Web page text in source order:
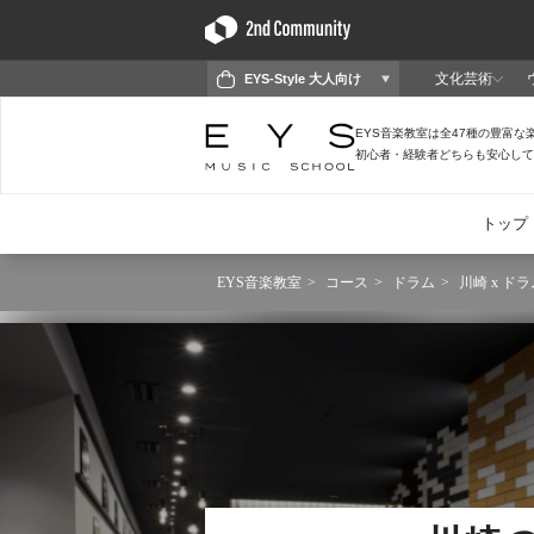
EYS音楽教室 コース ドラム 川崎 x ドラ